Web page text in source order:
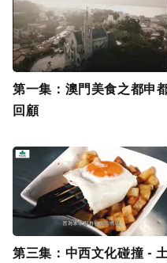
第一集：澳門美食之都申
回顧
第三集：中西文化碰撞 -